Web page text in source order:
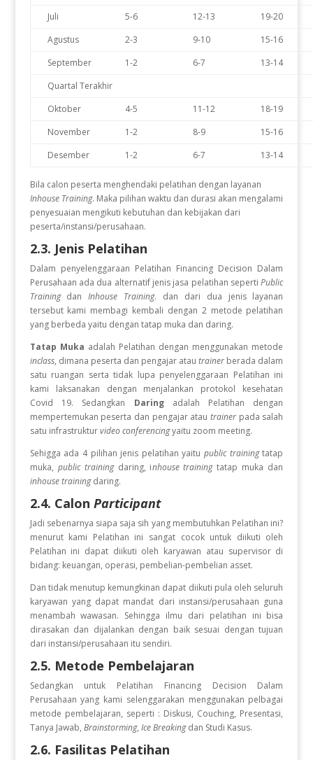
Juli
5-6 12-13
19-20
Agustus
2-3 9-10
15-16
September
1-2 6-7
13-14
Quartal Terakhir
Oktober
4-5 11-12
18-19
November
1-2 8-9
15-16
Desember
1-2 6-7 13-14
Bila calon peserta menghendaki pelatihan dengan layanan
Inhouse Training. Maka pilihan waktu dan durasi akan mengalami
penyesuaian mengikuti kebutuhan dan kebijakan dari
peserta/instansi/perusahaan.
2.3. Jenis Pelatihan
Dalam penyelenggaraan Pelatihan Financing Decision Dalam
Perusahaan ada dua alternatif jenis jasa pelatihan sepertiPublic
TrainingdanInhouse Training. dan dari dua jenis layanan
tersebut kami membagi kembali dengan 2 metode pelatihan
yang berbeda yaitu dengan tatap muka dan daring.
Tatap Muka adalah Pelatihan dengan menggunakan metode
inclass, dimana peserta dan pengajar atautrainer berada dalam
satu ruangan serta tidak lupa penyelenggaraan Pelatihan ini
kami laksanakan dengan menjalankan protokol kesehatan
Covid 19. Sedangkan Daring adalah Pelatihan dengan
mempertemukan peserta dan pengajar atautrainer pada salah
satu infrastrukturvideo conferencingyaitu zoom meeting.
Sehigga ada 4 pilihan jenis pelatihan yaitupublic trainingtatap
muka, public trainingdaring, inhouse trainingtatap muka dan
inhouse trainingdaring.
2.4. Calon Participant
Jadi sebenarnya siapa saja sih yang membutuhkan Pelatihan ini?
menurut kami Pelatihan ini sangat cocok untuk diikuti oleh
Pelatihan ini dapat diikuti oleh karyawan atau supervisor di
bidang: keuangan, operasi, pembelian-pembelian asset.
Dan tidak menutup kemungkinan dapat diikuti pula oleh seluruh
karyawan yang dapat mandat dari instansi/perusahaan guna
menambah wawasan. Sehingga ilmu dari pelatihan ini bisa
dirasakan dan dijalankan dengan baik sesuai dengan tujuan
dari instansi/perusahaan itu sendiri.
2.5. Metode Pembelajaran
Sedangkan untuk Pelatihan Financing Decision Dalam
Perusahaanyang kami selenggarakan menggunakan pelbagai
metode pembelajaran, seperti : Diskusi, Couching, Presentasi,
Tanya Jawab, Brainstorming, Ice Breakingdan Studi Kasus.
2.6. Fasilitas Pelatihan